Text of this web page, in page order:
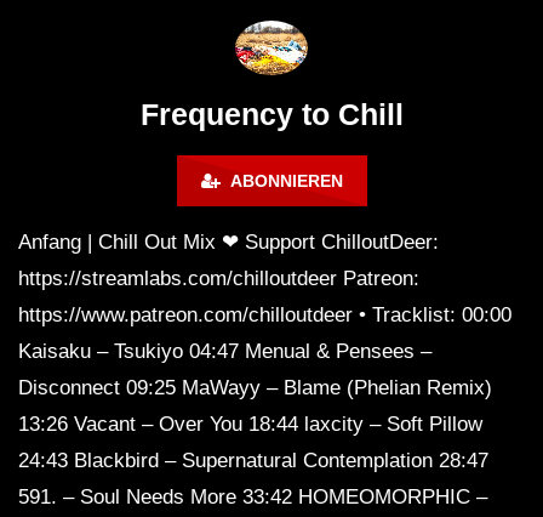
Chillout Ibiza Lounge 2024 🍓
Calm & Relaxing Background
Music 🍓 Chill, Study, Work,
Frequency to Chill
ABONNIEREN
Anfang | Chill Out Mix ❤ Support ChilloutDeer:
https://streamlabs.com/chilloutdeer Patreon:
https://www.patreon.com/chilloutdeer • Tracklist: 00:00
Kaisaku – Tsukiyo 04:47 Menual & Pensees –
Disconnect 09:25 MaWayy – Blame (Phelian Remix)
13:26 Vacant – Over You 18:44 laxcity – Soft Pillow
24:43 Blackbird – Supernatural Contemplation 28:47
591. – Soul Needs More 33:42 HOMEOMORPHIC –